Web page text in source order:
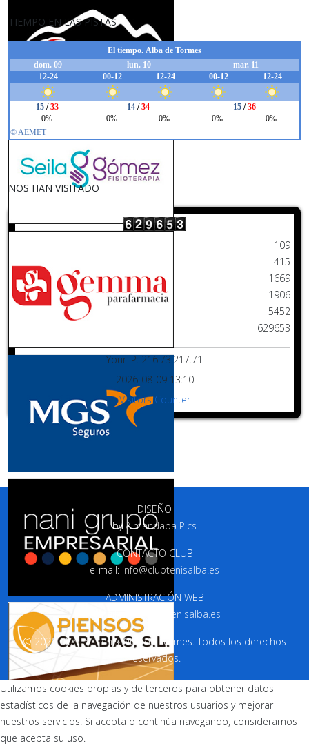
TIEMPO EN LAS PISTAS
NOS HAN VISITADO
Esta semana
Este mes
Mes pasado
109
415
1669
1906
5452
629653
Your IP: 216.73.217.71
2026-08-09 13:10
Visitors Counter
DISEÑO
byAlmandaba Pics
CONTACTO CLUB
e-mail: info@clubtenisalba.es
ADMINISTRACIÓN WEB
web@clubtenisalba.es
© 2026 Club de Tenis Alba de Tormes. Todos los derechos
reservados.
Utilizamos cookies propias y de terceros para obtener datos
estadísticos de la navegación de nuestros usuarios y mejorar
nuestros servicios. Si acepta o continúa navegando, consideramos
que acepta su uso.